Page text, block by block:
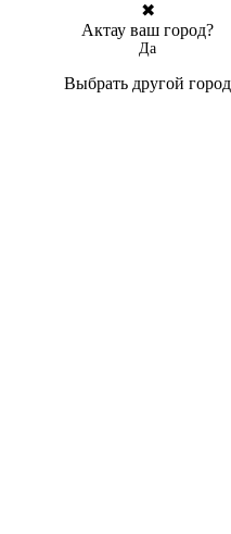
✖
Актау ваш город?
Да
Выбрать другой город